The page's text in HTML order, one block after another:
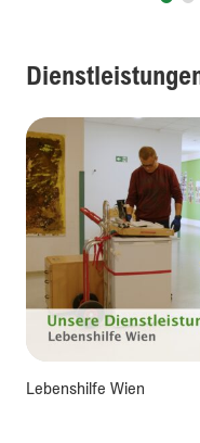
Lebenshilfe Wien